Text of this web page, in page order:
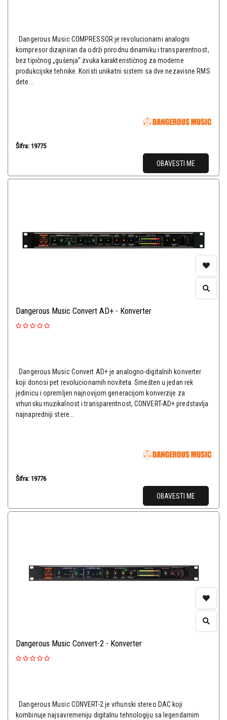
Dangerous Music COMPRESSOR je revolucionarni analogni
kompresor dizajniran da održi prirodnu dinamiku i transparentnost,
bez tipičnog „gušenja“ zvuka karakterističnog za moderne
produkcijske tehnike. Koristi unikatni sistem sa dve nezavisne RMS
dete...
Šifra: 19775
OBAVESTI ME
Dangerous Music Convert AD+ - Konverter
Dangerous Music Convert AD+ je analogno-digitalnih konverter
koji donosi pet revolucionarnih noviteta. Smešten u jedan rek
jedinicu i opremljen najnovijom generacijom konverzije za
vrhunsku muzikalnost i transparentnost, CONVERT-AD+ predstavlja
najnapredniji stere...
Šifra: 19776
OBAVESTI ME
Dangerous Music Convert-2 - Konverter
Dangerous Music CONVERT-2 je vrhunski stereo DAC koji
kombinuje najsavremeniju digitalnu tehnologiju sa legendarnim